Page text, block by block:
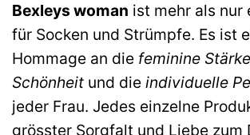
Bexleys woman ist mehr als nur
für Socken und Strümpfe. Es ist
Hommage an die feminine Stärke
Schönheit und die individuelle
jeder Frau. Jedes einzelne
grösster Sorgfalt und Liebe zum